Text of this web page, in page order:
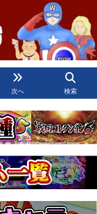
次へ 検索